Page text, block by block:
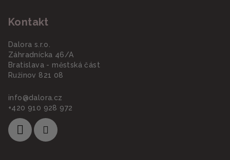
Kontakt
Dalora s.r.o.
Záhradnícka 46/A
Bratislava - městská část
Ružinov 821 08
info@dalora.cz
+420 910 928 972